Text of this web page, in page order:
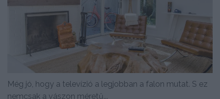
Még jó, hogy a televízió a legjobban a falon mutat. S ez
nemcsak a vászon méretű...